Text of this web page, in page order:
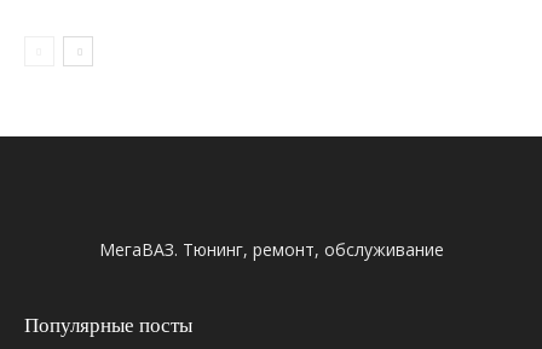
МегаВАЗ. Тюнинг, ремонт, обслуживание
Популярные посты